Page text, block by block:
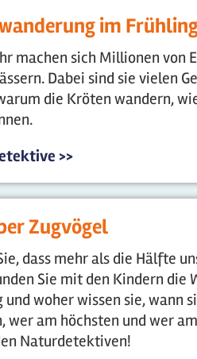
im
machen sich Millionen von
Dabei sind sie vielen
die Kröten wandern,
>>
Zugvögel
dass mehr als die Hälfte
Sie mit den Kindern
und woher wissen sie, wann
wer am höchsten und wer
Naturdetektiven!